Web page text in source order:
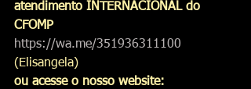
atendimento INTERNACIONAL do
CFOMP
https://wa.me/351936311100
(Elisangela)
ou acesse o nosso website: